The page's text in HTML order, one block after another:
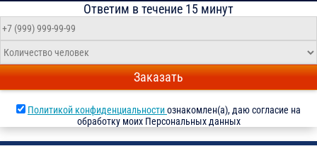
Ответим в течение 15 минут
Заказать
Политикой конфиденциальностиознакомлен(а), даю согласие на
обработку моих Персональных данных